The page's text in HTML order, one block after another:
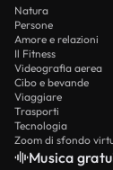
Natura
Persone
Amore e relazioni
Il Fitness
Videografia aerea
Cibo e bevande
Viaggiare
Trasporti
Tecnologia
Zoom di sfondo
Musica